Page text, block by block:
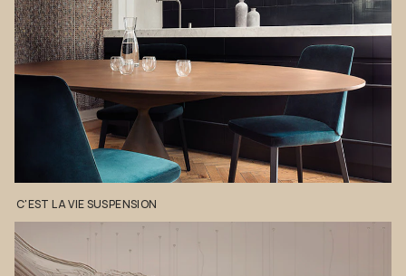
C'EST LAVIESUSPENSION